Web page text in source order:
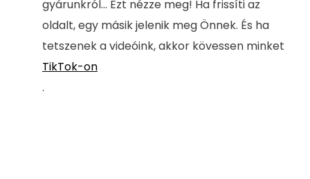
gyárunkról... Ezt nézze meg! Ha frissíti az
oldalt, egy másik jelenik meg Önnek. És ha
tetszenek a videóink, akkor kövessen minket
TikTok-on
.